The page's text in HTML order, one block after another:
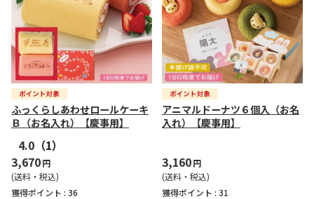
ふっくらしあわせロールケーキ
Ｂ（お名入れ）【慶事用】
4.0 （1）
3,670円
(送料・税込)
獲得ポイント : 36
アニマルドーナツ６個入（お名
入れ）【慶事用】
3,160円
(送料・税込)
獲得ポイント : 31